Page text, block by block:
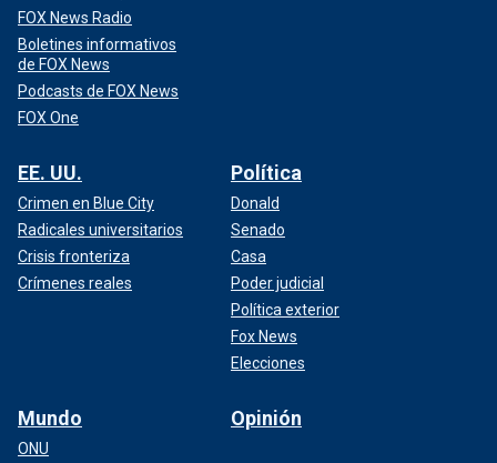
FOX News Radio
Boletines informativos
de FOX News
Podcasts de FOX News
FOX One
EE. UU.
Crimen en Blue City
Radicales universitarios
Crisis fronteriza
Crímenes reales
Política
Donald
Senado
Casa
Poder judicial
Política exterior
Fox News
Elecciones
Mundo
ONU
Opinión